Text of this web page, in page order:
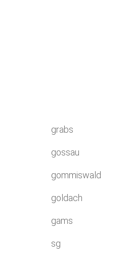
grabs
gossau
gommiswald
goldach
gams
sg